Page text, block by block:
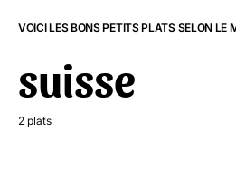
VOICI LES BONS PETITS PLATS SELON LE
suisse
2 plats